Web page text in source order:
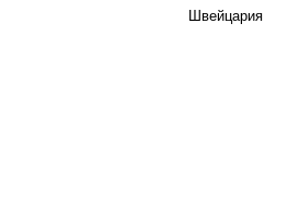
Швейцария